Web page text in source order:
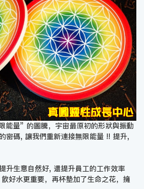
能量” 的圖騰，宇宙最原初的形狀與振動
密碼, 讓我們重新連接無限能量 !! 提升,
升生意自然好, 還提升員工的工作效率
好水更重要，再杯墊加了生命之花，擁